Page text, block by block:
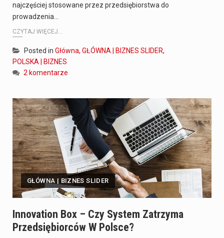
najczęściej stosowane przez przedsiębiorstwa do
prowadzenia…
CZYTAJ WIĘCEJ...
Posted in Główna, GŁÓWNA | BIZNES SLIDER,
POLSKA | BIZNES
2 komentarze
GŁÓWNA | BIZNES SLIDER
Innovation Box – Czy System Zatrzyma
Przedsiębiorców W Polsce?